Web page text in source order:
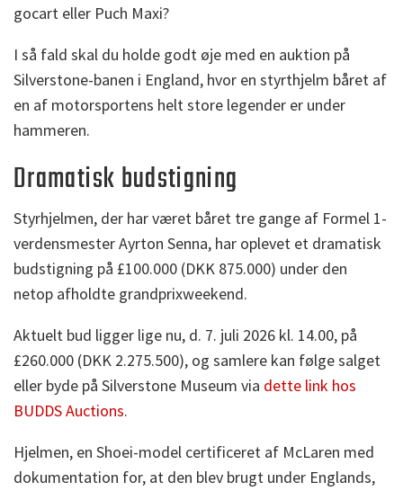
gocart eller Puch Maxi?
I så fald skal du holde godt øje med en auktion på
Silverstone-banen i England, hvor en styrthjelm båret af
en af motorsportens helt store legender er under
hammeren.
Dramatisk budstigning
Styrhjelmen, der har været båret tre gange af Formel 1-
verdensmester Ayrton Senna, har oplevet et dramatisk
budstigning på £100.000 (DKK 875.000) under den
netop afholdte grandprixweekend.
Aktuelt bud ligger lige nu, d. 7. juli 2026 kl. 14.00, på
£260.000 (DKK 2.275.500), og samlere kan følge salget
eller byde på Silverstone Museum via dette link hos
BUDDS Auctions.
Hjelmen, en Shoei-model certificeret af McLaren med
dokumentation for, at den blev brugt under Englands,